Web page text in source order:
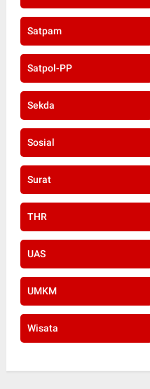
Satpam
Satpol-PP
Sekda
Sosial
Surat
THR
UAS
UMKM
Wisata